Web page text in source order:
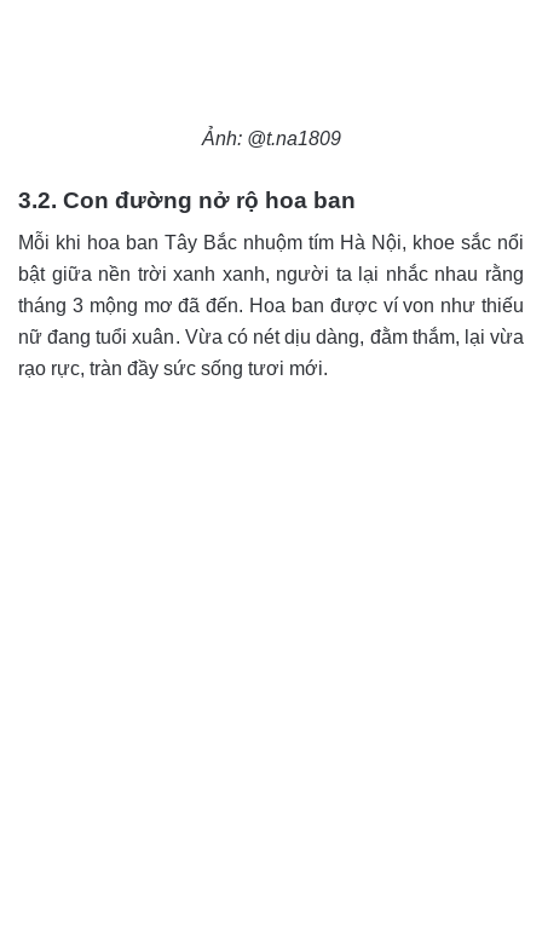
Ảnh: @t.na1809
3.2. Con đường nở rộ hoa ban
Mỗi khi hoa ban Tây Bắc nhuộm tím Hà Nội, khoe sắc nổi
bật giữa nền trời xanh xanh, người ta lại nhắc nhau rằng
tháng 3 mộng mơ đã đến. Hoa ban được ví von như thiếu
nữ đang tuổi xuân. Vừa có nét dịu dàng, đằm thắm, lại vừa
rạo rực, tràn đầy sức sống tươi mới.